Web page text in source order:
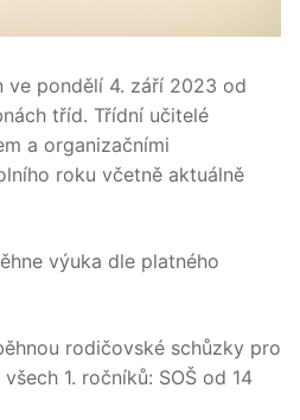
ve pondělí 4. září 2023 od
tříd. Třídní učitelé
a organizačními
roku včetně aktuálně
výuka dle platného
rodičovské schůzky pro
1. ročníků: SOŠ od 14